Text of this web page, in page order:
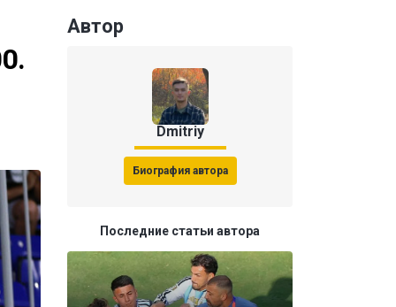
Автор
Dmitriy
Биография автора
Последние статьи автора